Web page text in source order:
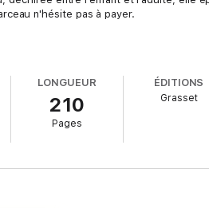
n'hésite pas à payer.
LONGUEUR
210
Pages
ÉDITIONS
Grasset